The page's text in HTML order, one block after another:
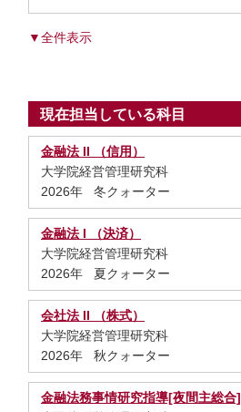
▼全件表示
現在担当している科目
金融法 II （信用）
大学院経営管理研究科
2026年 冬クォーター
金融法 I （決済）
大学院経営管理研究科
2026年 夏クォーター
会社法 II （株式）
大学院経営管理研究科
2026年 秋クォーター
金融法務事情研究指導[夜間主総合]